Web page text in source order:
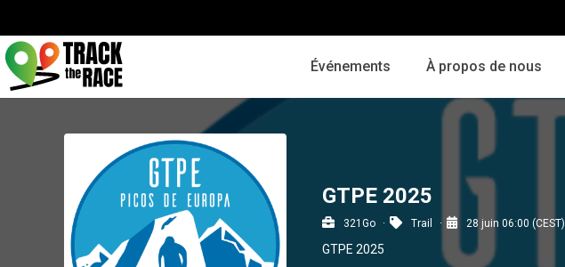
Événements À propos de nous
GTPE 2025
321Go Trail 28 juin 06:00 (CEST)
GTPE 2025